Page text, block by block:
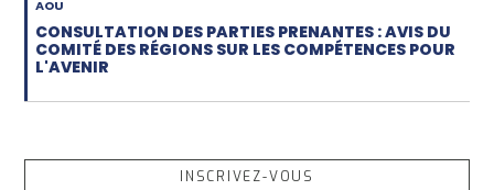
AOU
CONSULTATION DES PARTIES PRENANTES : AVIS DU
COMITÉ DES RÉGIONS SUR LES COMPÉTENCES POUR
L'AVENIR
INSCRIVEZ-VOUS